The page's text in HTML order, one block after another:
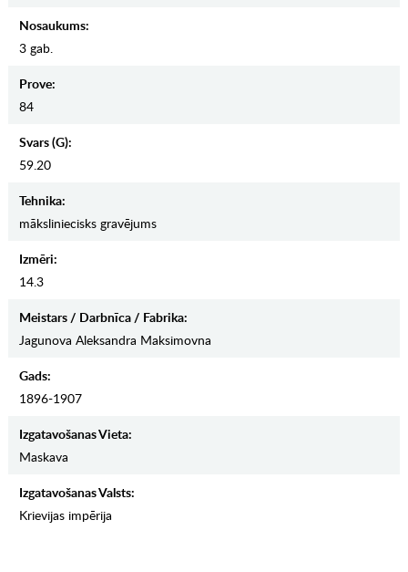
Nosaukums:
3 gab.
Prove:
84
Svars (g):
59.20
Tehnika:
māksliniecisks gravējums
Izmēri:
14.3
Meistars / Darbnīca / Fabrika:
Jagunova Aleksandra Maksimovna
Gads:
1896-1907
Izgatavošanas Vieta:
Maskava
Izgatavošanas Valsts:
Krievijas impērija